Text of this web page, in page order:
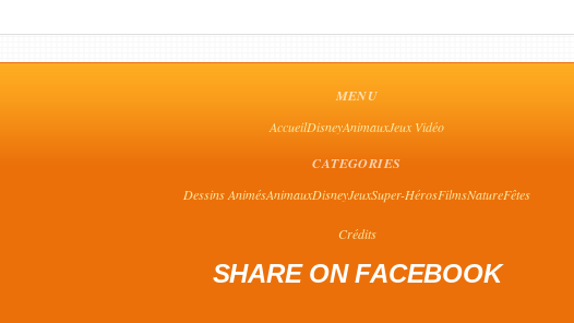
MENU
AccueilDisneyAnimauxJeux Vidéo
CATEGORIES
Dessins AnimésAnimauxDisneyJeuxSuper-HérosFilmsNatureFêtes
Crédits
SHARE ON FACEBOOK